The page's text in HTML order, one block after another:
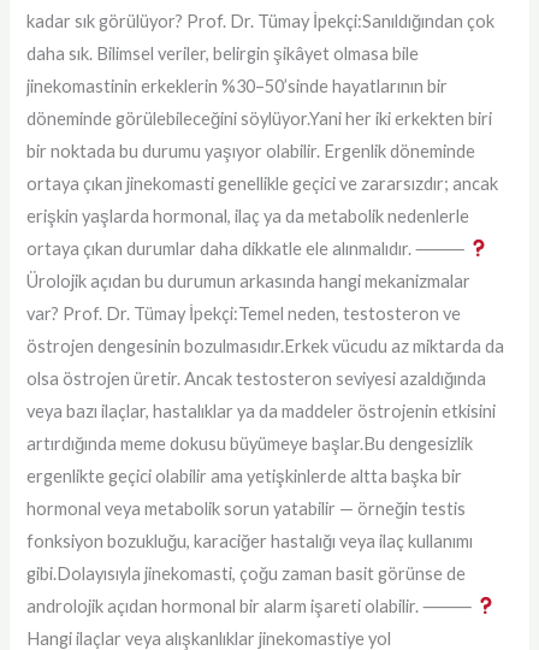
kadar sık görülüyor? Prof. Dr. Tümay İpekçi:Sanıldığından çok
daha sık. Bilimsel veriler, belirgin şikâyet olmasa bile
jinekomastinin erkeklerin %30–50’sinde hayatlarının bir
döneminde görülebileceğini söylüyor.Yani her iki erkekten biri
bir noktada bu durumu yaşıyor olabilir. Ergenlik döneminde
ortaya çıkan jinekomasti genellikle geçici ve zararsızdır; ancak
erişkin yaşlarda hormonal, ilaç ya da metabolik nedenlerle
ortaya çıkan durumlar daha dikkatle ele alınmalıdır. ⸻
Ürolojik açıdan bu durumun arkasında hangi mekanizmalar
var? Prof. Dr. Tümay İpekçi:Temel neden, testosteron ve
östrojen dengesinin bozulmasıdır.Erkek vücudu az miktarda da
olsa östrojen üretir. Ancak testosteron seviyesi azaldığında
veya bazı ilaçlar, hastalıklar ya da maddeler östrojenin etkisini
artırdığında meme dokusu büyümeye başlar.Bu dengesizlik
ergenlikte geçici olabilir ama yetişkinlerde altta başka bir
hormonal veya metabolik sorun yatabilir — örneğin testis
fonksiyon bozukluğu, karaciğer hastalığı veya ilaç kullanımı
gibi.Dolayısıyla jinekomasti, çoğu zaman basit görünse de
androlojik açıdan hormonal bir alarm işareti olabilir. ⸻
Hangi ilaçlar veya alışkanlıklar jinekomastiye yol